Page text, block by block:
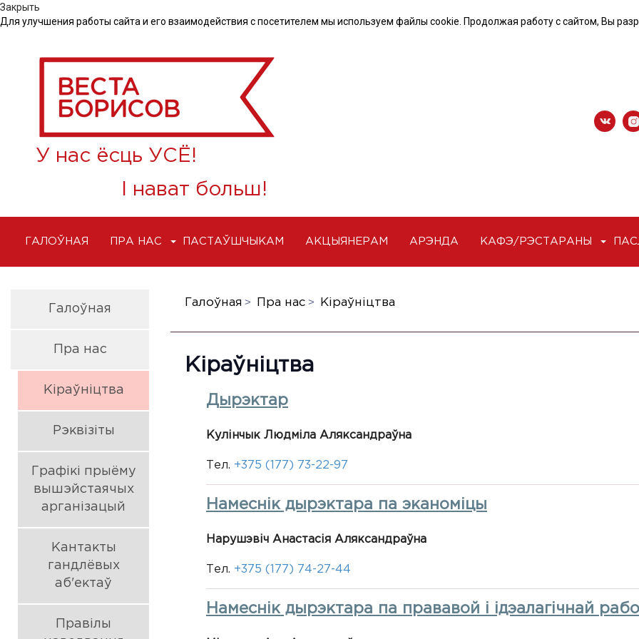
Закрыть
Для улучшения работы сайта и его взаимодействия с посетителем мы используем файлы cookie. Продолжая работу с сайтом, Вы
У нас ёсць УСЁ!
І нават больш!
ГАЛОЎНАЯ ПРА НАС ПАСТАЎШЧЫКАМ АКЦЫЯНЕРАМ АРЭНДА КАФЭ/РЭСТАРАНЫ
Галоўная
Пра нас
Кіраўніцтва
Рэквізіты
Графікі прыёму
вышэйстаячых
арганізацый
Кантакты
гандлёвых
аб'ектаў
Правілы
Галоўная Пра нас Кіраўніцтва
Кіраўніцтва
Дырэктар
Кулінчык Людміла Аляксандраўна
Тел. +375 (177) 73-22-97
Намеснік дырэктара па эканоміцы
Нарушэвіч Анастасія Аляксандраўна
Тел. +375 (177) 74-27-44
Намеснік дырэктара па прававой і ідэалагічнай